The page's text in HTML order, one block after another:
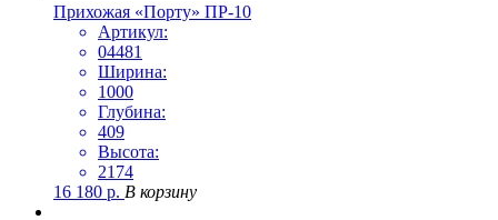
Прихожая «Порту» ПР-10
Артикул:
04481
Ширина:
1000
Глубина:
409
Высота:
2174
16 180 р. В корзину